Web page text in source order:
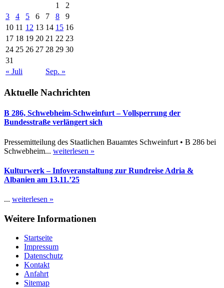
1
2
3
4 5 6 7 8
9
10 11 12 13 14 15 16
17 18 19 20 21 22 23
24 25 26 27 28 29 30
31
« Juli
Sep. »
Aktuelle Nachrichten
B 286, Schwebheim-Schweinfurt – Vollsperrung der
Bundesstraße verlängert sich
Pressemitteilung des Staatlichen Bauamtes Schweinfurt • B 286 bei
Schwebheim... weiterlesen »
Kulturwerk – Infoveranstaltung zur Rundreise Adria &
Albanien am 13.11.’25
... weiterlesen »
Weitere Informationen
Startseite
Impressum
Datenschutz
Kontakt
Anfahrt
Sitemap